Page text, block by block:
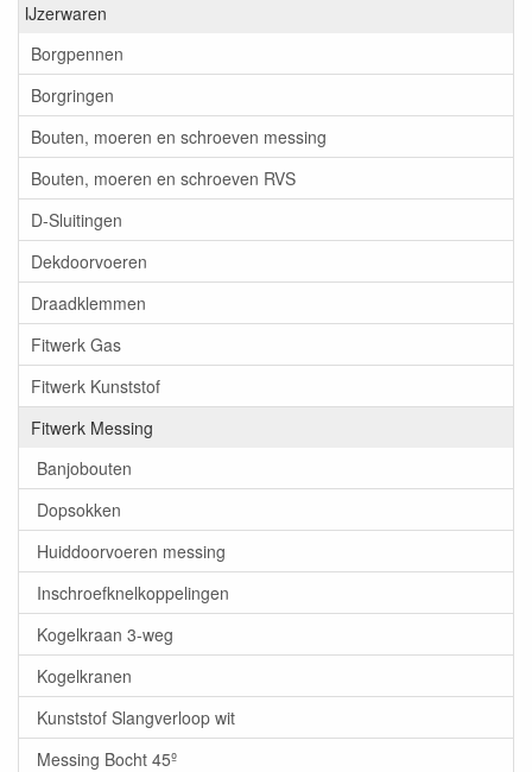
IJzerwaren
Borgpennen
Borgringen
Bouten, moeren en schroeven messing
Bouten, moeren en schroeven RVS
D-Sluitingen
Dekdoorvoeren
Draadklemmen
Fitwerk Gas
Fitwerk Kunststof
Fitwerk Messing
Banjobouten
Dopsokken
Huiddoorvoeren messing
Inschroefknelkoppelingen
Kogelkraan 3-weg
Kogelkranen
Kunststof Slangverloop wit
Messing Bocht 45º